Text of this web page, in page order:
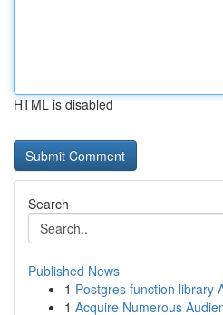
HTML is disabled
Search
Published News
1 Postgres function library
1 Acquire Numerous